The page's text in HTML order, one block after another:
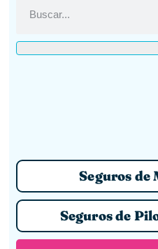
Seguros de
Seguros de